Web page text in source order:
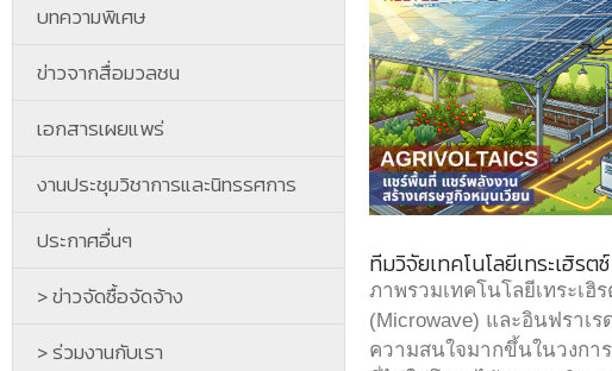
บทความพิเศษ
ข่าวจากสื่อมวลชน
เอกสารเผยแพร่
งานประชุมวิชาการและนิทรรศการ
ประกาศอื่นๆ
> ข่าวจัดซื้อจัดจ้าง
> ร่วมงานกับเรา
ทีมวิจัยเทคโนโลยีเทระเฮิรต
ภาพรวมเทคโนโลยีเทระเฮิ
(Microwave) และอินฟราเ
ความสนใจมากขึ้นในวงกา